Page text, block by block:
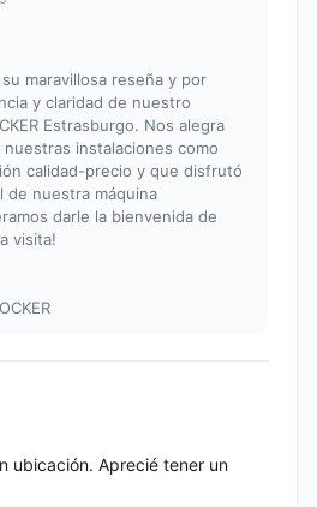
maravillosa reseña y por
y claridad de nuestro
Estrasburgo. Nos alegra
instalaciones como
calidad-precio y que disfrutó
de nuestra máquina
darle la bienvenida de
visita!
ubicación. Aprecié tener un